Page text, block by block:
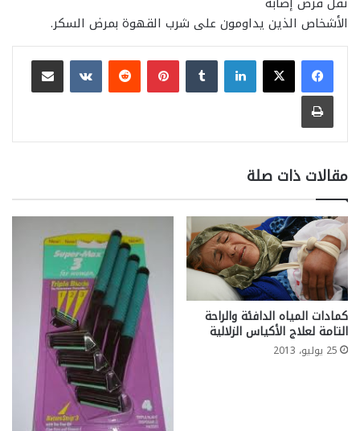
الأشخاص الذين يداومون على شرب القهوة بمرض السكر.
لينكدإن بينتيريست
مشاركة عبر البريد
طباعة
مقالات ذات صلة
كمادات المياه الدافئة والراحة
التامة لعلاج الأكياس الزلالية
25 يوليو، 2013